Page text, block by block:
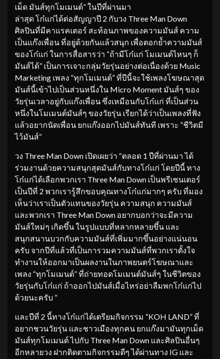
เม็ด มันส์ทุกโมเมนต์” ในปีที่ผ่านมา
ล่าสุด โก๋แก่ได้ต่อสัญญาปี 2 กับวง Three Man Down
ศิลปินที่มีคาแรคเตอร์ สะท้อนภาพของความมันส์ ความ
เป็นแก๊งเพื่อน ที่อยู่ด้วยกันแล้วสนุก เพื่อตอกย้ำความมันส์
ของโก๋แก่ ในการสื่อสารว่า “ถ้ามีโก๋แก่ โมเมนต์ไหนๆ ก็
มันส์ได้” เป็นการเจาะกลุ่มวัยรุ่นอย่างต่อเนื่องด้วย Music
Marketing เพลง “ทุกโมเมนต์” ที่ปีนี้จะใช้เพลงโฆษณาสุด
มันส์นี้เข้าไปเป็นส่วนหนึ่งใน Micro Moment มันส์ๆ ของ
วัยรุ่นเวลาอยู่กับแก๊งเพื่อน ซึ่งเหมือนกับโก๋แก่ ที่เป็นส่วน
หนึ่งในโมเมนต์มันส์ๆ ของวัยรุ่น เรียกได้ว่าเป็นเพลงที่ฟัง
แล้วอยากนัดเพื่อน ยกแก๊งออกไปมันส์ทันที เพราะ “ชีวิตมี
ไว้มันส์”
วง Three Man Down เปิดเผยว่า “ตลอด 1 ปีที่ผ่านมา ได้
ร่วมงานด้วยความสนุกสุดมันส์กับทางโก๋แก่ โดยปีนี้ ทาง
โก๋แก่ได้เลือกพวกเรา Three Man Down เป็นพรีเซนเตอร์
เป็นปีที่ 2 พวกเรารู้สึกขอบคุณทางโก๋แก่มากๆ ครับ ที่มอง
เห็นว่าเราเป็นตัวแทนของวัยรุ่น ความสนุก ความมันส์
และพวกเรา Three Man Down อยากบอกว่าจะมีความ
มันส์ใหม่ๆ เกิดขึ้น ในรูปแบบที่หลากหลายขึ้น และ
สนุกสนานบวกกับความมันส์ที่เพิ่มมากขึ้นอย่างแน่นอน
ครับ จากปีที่แล้วที่เป็นการวมความมันส์ที่พวกเราตั้งใจ
ทำงานให้ออกมาเป็นผลงานในภาพยนตร์โฆษณาและ
เพลง “ทุกโมเมนต์” ที่ถ่ายทอดโมเมนต์มันส์ๆ ในชีวิตของ
วัยรุ่นกับโก๋แก่ ถ้าออกไปมันส์เมื่อไหร่อย่าลืมพกโก๋แก่ไป
ด้วยนะครับ “
และปีที่ 2 นี้ทางโก๋แก่ได้เตรียมกิจกรรม “KOH LAND” ที่
อยากชวนวัยรุ่น และชาวเมืองทุกคน ยกแก๊งมามันทุกเม็ด
มันส์ทุกโมเมนต์ ไปกับ Three Man Down และศิลปินอื่นๆ
อีกหลายวง ฝากติดตามกิจกรรมดีๆ ได้ผ่านทาง IG และ